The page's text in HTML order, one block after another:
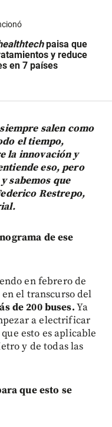
paisa que
y reduce
en 7 países
salen como
el tiempo,
la innovación y
eso, pero
sabemos que
Restrepo,
de ese
en febrero de
el transcurso del
de 200 buses.Ya
a electrificar
esto es aplicable
y de todas las
que esto se